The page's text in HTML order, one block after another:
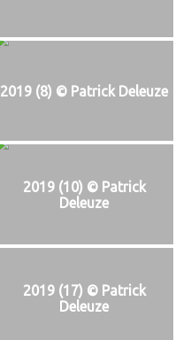
2019 (8) © Patrick Deleuze
2019 (10) © Patrick
Deleuze
2019 (17) © Patrick
Deleuze